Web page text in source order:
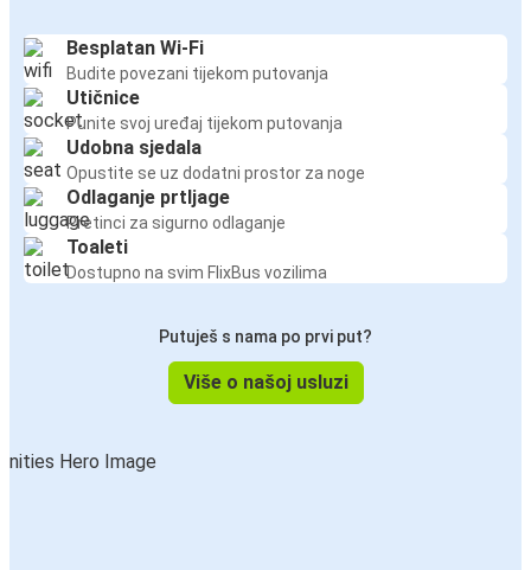
Besplatan Wi-Fi
Budite povezani tijekom putovanja
Utičnice
Punite svoj uređaj tijekom putovanja
Udobna sjedala
Opustite se uz dodatni prostor za noge
Odlaganje prtljage
Pretinci za sigurno odlaganje
Toaleti
Dostupno na svim FlixBus vozilima
Putuješ s nama po prvi put?
Više o našoj usluzi